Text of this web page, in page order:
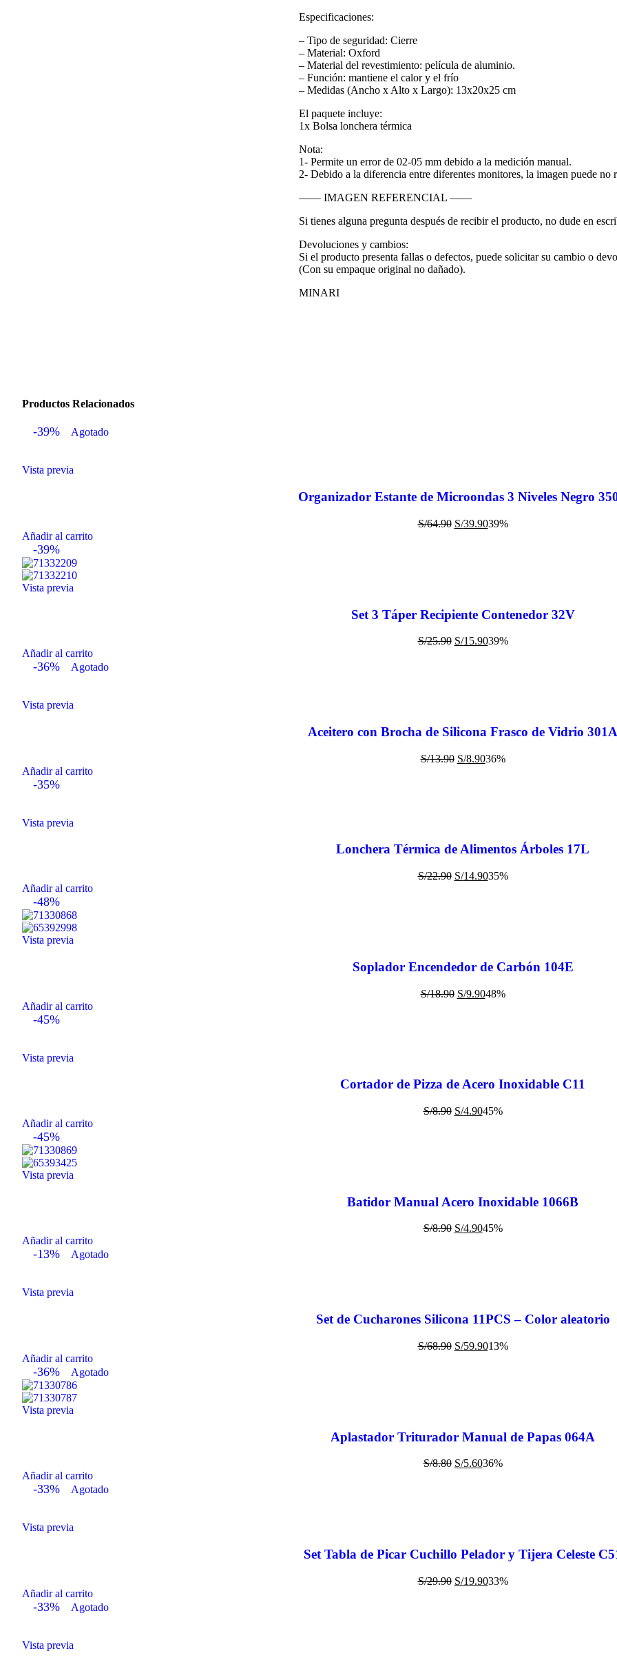
Especificaciones:
– Tipo de seguridad: Cierre
– Material: Oxford
– Material del revestimiento: película de aluminio.
– Función: mantiene el calor y el frío
– Medidas (Ancho x Alto x Largo): 13x20x25 cm
El paquete incluye:
1x Bolsa lonchera térmica
Nota:
1- Permite un error de 02-05 mm debido a la medición manual.
2- Debido a la diferencia entre diferentes monitores, la imagen puede
—— IMAGEN REFERENCIAL ——
Si tienes alguna pregunta después de recibir el producto, no dude en
Devoluciones y cambios:
Si el producto presenta fallas o defectos, puede solicitar su cambio o
(Con su empaque original no dañado).
MINARI
Productos Relacionados
-39% Agotado
Vista previa
Organizador Estante de Microondas 3 Niveles Negro
S/64.90 S/39.9039%
Añadir al carrito
-39%
Vista previa
Set 3 Táper Recipiente Contenedor 32V
S/25.90 S/15.9039%
Añadir al carrito
-36% Agotado
Vista previa
Aceitero con Brocha de Silicona Frasco de Vidrio 301A
S/13.90 S/8.9036%
Añadir al carrito
-35%
Vista previa
Lonchera Térmica de Alimentos Árboles 17L
S/22.90 S/14.9035%
Añadir al carrito
-48%
Vista previa
Soplador Encendedor de Carbón 104E
S/18.90 S/9.9048%
Añadir al carrito
-45%
Vista previa
Cortador de Pizza de Acero Inoxidable C11
S/8.90 S/4.9045%
Añadir al carrito
-45%
Vista previa
Batidor Manual Acero Inoxidable 1066B
S/8.90 S/4.9045%
Añadir al carrito
-13% Agotado
Vista previa
Set de Cucharones Silicona 11PCS – Color aleatorio
S/68.90 S/59.9013%
Añadir al carrito
-36% Agotado
Vista previa
Aplastador Triturador Manual de Papas 064A
S/8.80 S/5.6036%
Añadir al carrito
-33% Agotado
Vista previa
Set Tabla de Picar Cuchillo Pelador y Tijera Celeste
S/29.90 S/19.9033%
Añadir al carrito
-33% Agotado
Vista previa